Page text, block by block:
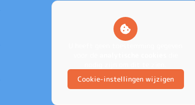
Cookie-instellingen wijzigen